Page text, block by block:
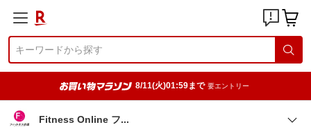
8/11(火)01:59まで 要エントリー
Fitness Online フ